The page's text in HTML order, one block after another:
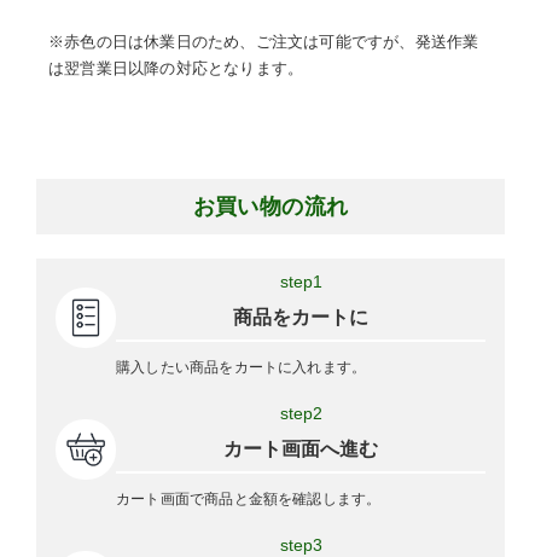
※赤色の日は休業日のため、ご注文は可能ですが、発送作業
は翌営業日以降の対応となります。
お買い物の流れ
step1
商品をカートに
購入したい商品をカートに入れます。
step2
カート画面へ進む
カート画面で商品と金額を確認します。
step3